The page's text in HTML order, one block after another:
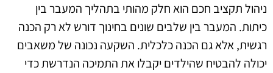
ניהול תקציב חכם הוא חלק מהותי בתהליך המעבר בין
כיתות. המעבר בין שלבים שונים בחינוך דורש לא רק הכנה
רגשית, אלא גם הכנה כלכלית. השקעה נכונה של משאבים
יכולה להבטיח שהילדים יקבלו את התמיכה הנדרשת כדי